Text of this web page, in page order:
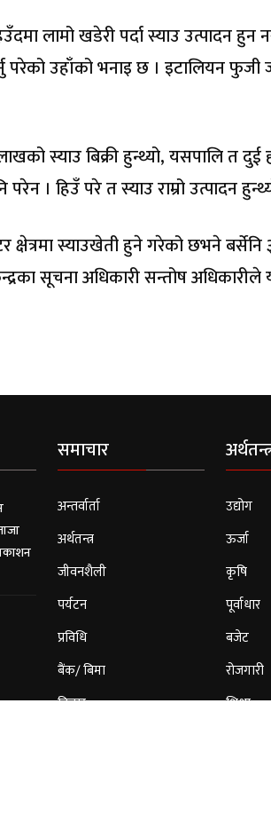
लामो खडेरी पर्दा स्याउ उत्पादन
परेको उहाँको भनाइ छ । इटालियन
स्याउ बिक्री हुन्थ्यो, यसपालि त
। हिउँ परे त स्याउ राम्रो उत्पादन
स्याउखेती हुने गरेको छभने
सूचना अधिकारी सन्तोष अधिकारीले
समाचार
अन्तर्वार्ता
अर्थतन्त्र
जीवनशैली
पर्यटन
प्रविधि
बैंक/ बिमा
विचार
उद्योग
ऊर्जा
कृषि
पूर्वाधार
बजेट
रोजगारी
शिक्षा